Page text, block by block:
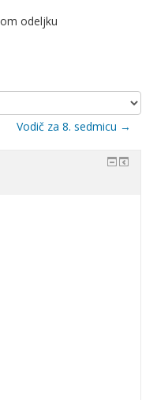
odeljku
Vodič za 8. sedmicu →